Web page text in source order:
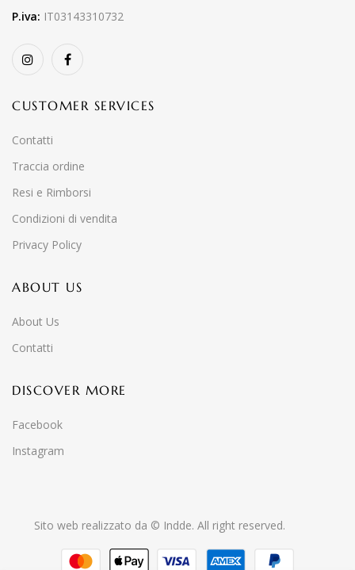
P.iva: IT03143310732
CUSTOMER SERVICES
Contatti
Traccia ordine
Resi e Rimborsi
Condizioni di vendita
Privacy Policy
ABOUT US
About Us
Contatti
DISCOVER MORE
Facebook
Instagram
Sito web realizzato da © Indde. All right reserved.